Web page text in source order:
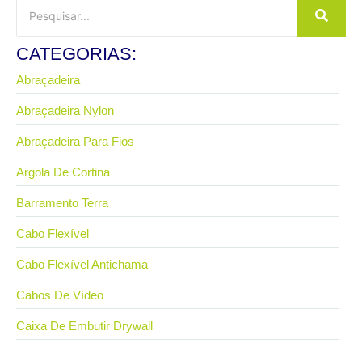
CATEGORIAS:
Abraçadeira
Abraçadeira Nylon
Abraçadeira Para Fios
Argola De Cortina
Barramento Terra
Cabo Flexível
Cabo Flexível Antichama
Cabos De Vídeo
Caixa De Embutir Drywall